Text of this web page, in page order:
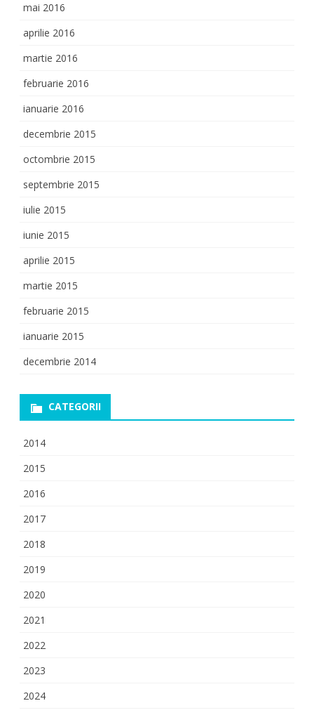
mai 2016
aprilie 2016
martie 2016
februarie 2016
ianuarie 2016
decembrie 2015
octombrie 2015
septembrie 2015
iulie 2015
iunie 2015
aprilie 2015
martie 2015
februarie 2015
ianuarie 2015
decembrie 2014
CATEGORII
2014
2015
2016
2017
2018
2019
2020
2021
2022
2023
2024